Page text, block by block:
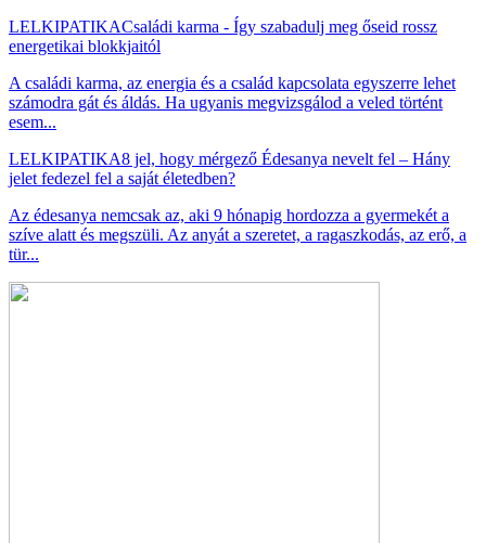
LELKIPATIKACsaládi karma - Így szabadulj meg őseid rossz
energetikai blokkjaitól
A családi karma, az energia és a család kapcsolata egyszerre lehet
számodra gát és áldás. Ha ugyanis megvizsgálod a veled történt
esem...
LELKIPATIKA8 jel, hogy mérgező Édesanya nevelt fel – Hány
jelet fedezel fel a saját életedben?
Az édesanya nemcsak az, aki 9 hónapig hordozza a gyermekét a
szíve alatt és megszüli. Az anyát a szeretet, a ragaszkodás, az erő, a
tür...